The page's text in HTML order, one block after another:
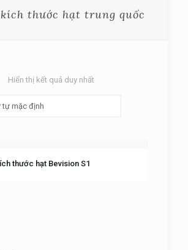
thước hạt trung quốc
Hiển thị kết quả duy nhất
thước hạt Bevision S1